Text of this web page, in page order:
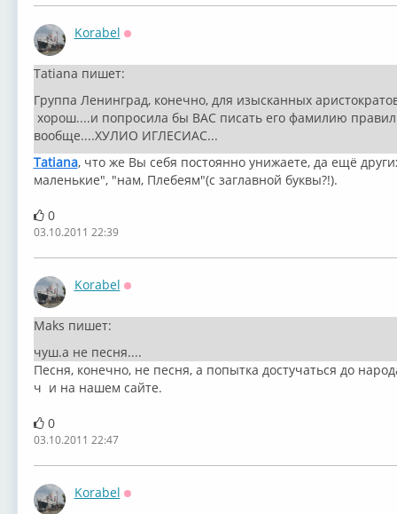
Korabel
Tatiana пишет:
Группа Ленинград, конечно, для изысканных
хорош....и попросила бы ВАС писать его фамилию
вообще....ХУЛИО ИГЛЕСИАС...
Tatiana, что же Вы себя постоянно унижаете, да ещё
маленькие", "нам, Плебеям"(с заглавной буквы?!).
0
03.10.2011 22:39
Korabel
Maks пишет:
чуш.а не песня....
Песня, конечно, не песня, а попытка достучаться до
ч и на нашем сайте.
0
03.10.2011 22:47
Korabel